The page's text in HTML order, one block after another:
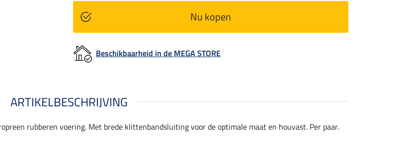
Nu kopen
Beschikbaarheid in de MEGA STORE
ARTIKELBESCHRIJVING
rubberen voering. Met brede klittenbandsluiting voor de optimale maat en houvast. Per paar.